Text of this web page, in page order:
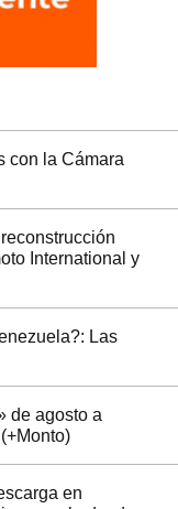
con la Cámara
International y
Las
de agosto a
en